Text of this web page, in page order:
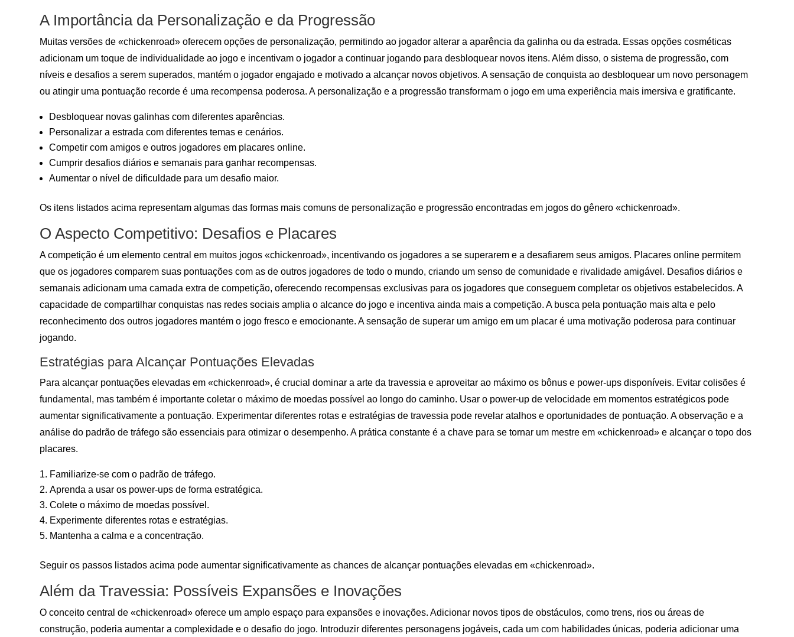
A Importância da Personalização e da Progressão
Muitas versões de «chickenroad» oferecem opções de personalização, permitindo ao jogador alterar a aparência da galinha ou da estrada. Essas opções cosméticas
adicionam um toque de individualidade ao jogo e incentivam o jogador a continuar jogando para desbloquear novos itens. Além disso, o sistema de progressão, com
níveis e desafios a serem superados, mantém o jogador engajado e motivado a alcançar novos objetivos. A sensação de conquista ao desbloquear um novo personagem
ou atingir uma pontuação recorde é uma recompensa poderosa. A personalização e a progressão transformam o jogo em uma experiência mais imersiva e gratificante.
Desbloquear novas galinhas com diferentes aparências.
Personalizar a estrada com diferentes temas e cenários.
Competir com amigos e outros jogadores em placares online.
Cumprir desafios diários e semanais para ganhar recompensas.
Aumentar o nível de dificuldade para um desafio maior.
Os itens listados acima representam algumas das formas mais comuns de personalização e progressão encontradas em jogos do gênero «chickenroad».
O Aspecto Competitivo: Desafios e Placares
A competição é um elemento central em muitos jogos «chickenroad», incentivando os jogadores a se superarem e a desafiarem seus amigos. Placares online permitem
que os jogadores comparem suas pontuações com as de outros jogadores de todo o mundo, criando um senso de comunidade e rivalidade amigável. Desafios diários e
semanais adicionam uma camada extra de competição, oferecendo recompensas exclusivas para os jogadores que conseguem completar os objetivos estabelecidos. A
capacidade de compartilhar conquistas nas redes sociais amplia o alcance do jogo e incentiva ainda mais a competição. A busca pela pontuação mais alta e pelo
reconhecimento dos outros jogadores mantém o jogo fresco e emocionante. A sensação de superar um amigo em um placar é uma motivação poderosa para continuar
jogando.
Estratégias para Alcançar Pontuações Elevadas
Para alcançar pontuações elevadas em «chickenroad», é crucial dominar a arte da travessia e aproveitar ao máximo os bônus e power-ups disponíveis. Evitar colisões é
fundamental, mas também é importante coletar o máximo de moedas possível ao longo do caminho. Usar o power-up de velocidade em momentos estratégicos pode
aumentar significativamente a pontuação. Experimentar diferentes rotas e estratégias de travessia pode revelar atalhos e oportunidades de pontuação. A observação e a
análise do padrão de tráfego são essenciais para otimizar o desempenho. A prática constante é a chave para se tornar um mestre em «chickenroad» e alcançar o topo dos
placares.
Familiarize-se com o padrão de tráfego.
Aprenda a usar os power-ups de forma estratégica.
Colete o máximo de moedas possível.
Experimente diferentes rotas e estratégias.
Mantenha a calma e a concentração.
Seguir os passos listados acima pode aumentar significativamente as chances de alcançar pontuações elevadas em «chickenroad».
Além da Travessia: Possíveis Expansões e Inovações
O conceito central de «chickenroad» oferece um amplo espaço para expansões e inovações. Adicionar novos tipos de obstáculos, como trens, rios ou áreas de
construção, poderia aumentar a complexidade e o desafio do jogo. Introduzir diferentes personagens jogáveis, cada um com habilidades únicas, poderia adicionar uma